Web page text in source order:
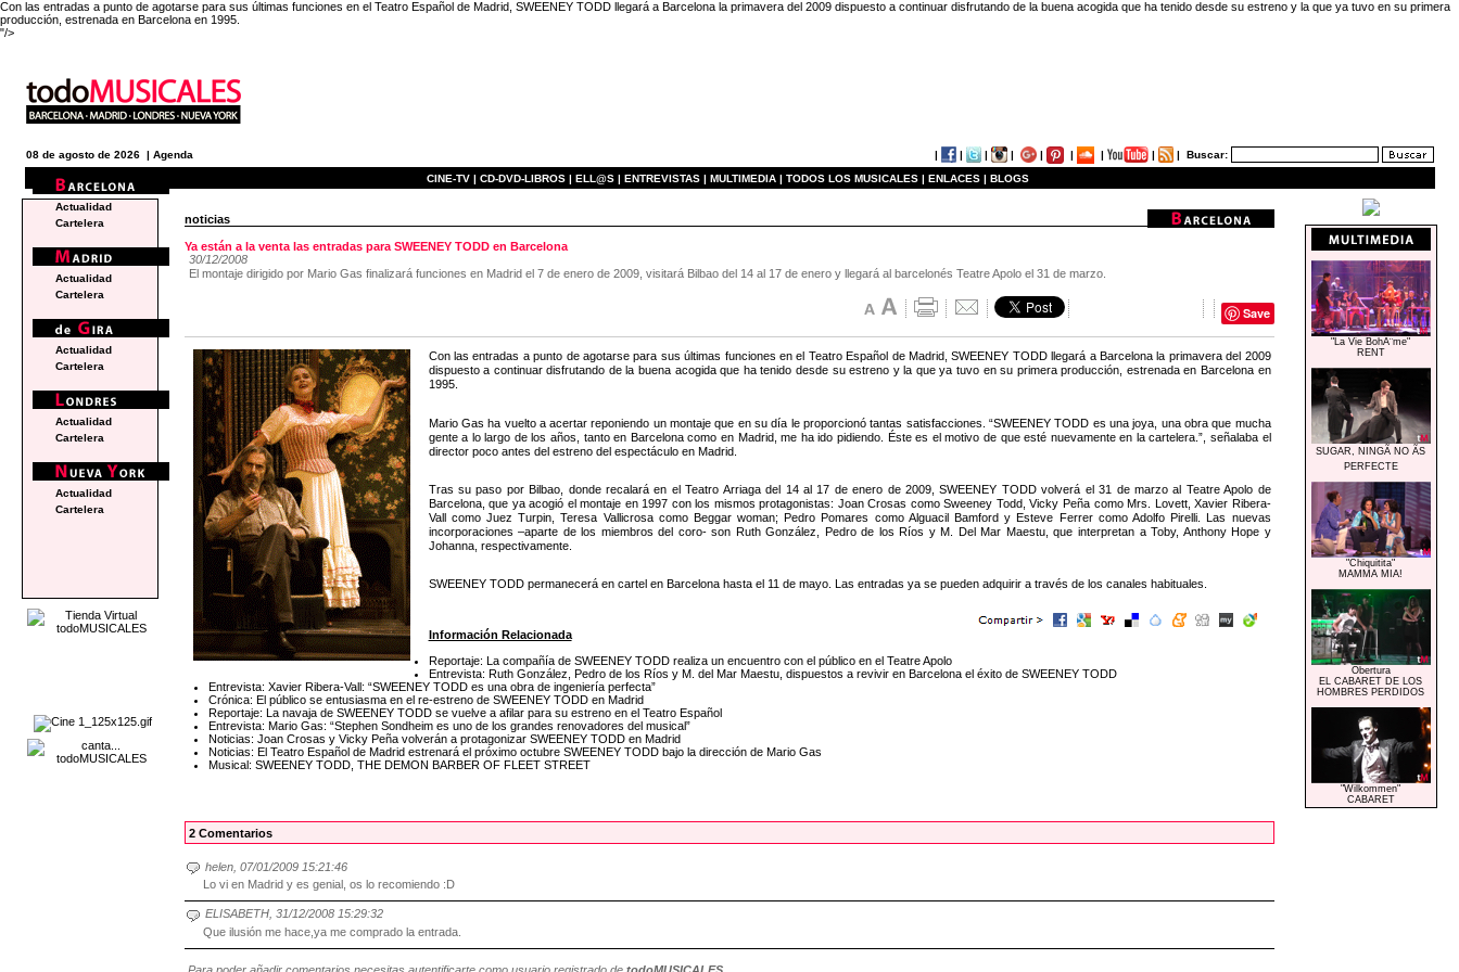
Con las entradas a punto de agotarse para sus últimas funciones en el Teatro Español de Madrid, SWEENEY TODD llegará a Barcelona la primavera del 2009 dispuesto a continuar disfrutando de la buena acogida que ha tenido desde su estreno y la que ya tuvo en su primera
producción, estrenada en Barcelona en 1995.
"/>
08 de agosto de 2026 | Agenda | | | | | | | | | Buscar:
CINE-TV | CD-DVD-LIBROS | ELL@S | ENTREVISTAS | MULTIMEDIA | TODOS LOS MUSICALES | ENLACES | BLOGS
noticias
Ya están a la venta las entradas para SWEENEY TODD en Barcelona
30/12/2008
El montaje dirigido por Mario Gas finalizará funciones en Madrid el 7 de enero de 2009, visitará Bilbao del 14 al 17 de enero y llegará al barcelonés Teatre Apolo el 31 de marzo.
Save
Con las entradas a punto de agotarse para sus últimas funciones en el Teatro Español de Madrid, SWEENEY TODD llegará a Barcelona la primavera del 2009
dispuesto a continuar disfrutando de la buena acogida que ha tenido desde su estreno y la que ya tuvo en su primera producción, estrenada en Barcelona en
1995.
Mario Gas ha vuelto a acertar reponiendo un montaje que en su día le proporcionó tantas satisfacciones. “SWEENEY TODD es una joya, una obra que mucha
gente a lo largo de los años, tanto en Barcelona como en Madrid, me ha ido pidiendo. Éste es el motivo de que esté nuevamente en la cartelera.”, señalaba el
director poco antes del estreno del espectáculo en Madrid.
Tras su paso por Bilbao, donde recalará en el Teatro Arriaga del 14 al 17 de enero de 2009, SWEENEY TODD volverá el 31 de marzo al Teatre Apolo de
Barcelona, que ya acogió el montaje en 1997 con los mismos protagonistas: Joan Crosas como Sweeney Todd, Vicky Peña como Mrs. Lovett, Xavier Ribera-
Vall como Juez Turpin, Teresa Vallicrosa como Beggar woman; Pedro Pomares como Alguacil Bamford y Esteve Ferrer como Adolfo Pirelli. Las nuevas
incorporaciones –aparte de los miembros del coro- son Ruth González, Pedro de los Ríos y M. Del Mar Maestu, que interpretan a Toby, Anthony Hope y
Johanna, respectivamente.
SWEENEY TODD permanecerá en cartel en Barcelona hasta el 11 de mayo. Las entradas ya se pueden adquirir a través de los canales habituales.
Información Relacionada
Reportaje: La compañía de SWEENEY TODD realiza un encuentro con el público en el Teatre Apolo
Entrevista: Ruth González, Pedro de los Ríos y M. del Mar Maestu, dispuestos a revivir en Barcelona el éxito de SWEENEY TODD
Entrevista: Xavier Ribera-Vall: “SWEENEY TODD es una obra de ingeniería perfecta”
Crónica: El público se entusiasma en el re-estreno de SWEENEY TODD en Madrid
Reportaje: La navaja de SWEENEY TODD se vuelve a afilar para su estreno en el Teatro Español
Entrevista: Mario Gas: “Stephen Sondheim es uno de los grandes renovadores del musical”
Noticias: Joan Crosas y Vicky Peña volverán a protagonizar SWEENEY TODD en Madrid
Noticias: El Teatro Español de Madrid estrenará el próximo octubre SWEENEY TODD bajo la dirección de Mario Gas
Musical: SWEENEY TODD, THE DEMON BARBER OF FLEET STREET
2 Comentarios
helen, 07/01/2009 15:21:46
Lo vi en Madrid y es genial, os lo recomiendo :D
ELISABETH, 31/12/2008 15:29:32
Que ilusión me hace,ya me comprado la entrada.
Actualidad
Cartelera
Actualidad
Cartelera
Actualidad
Cartelera
Actualidad
Cartelera
Actualidad
Cartelera
"La Vie BohÃ¨me"
RENT
SUGAR, NINGÃ NO ÃS
PERFECTE
"Chiquitita"
MAMMA MIA!
Obertura
EL CABARET DE LOS
HOMBRES PERDIDOS
"Wilkommen"
CABARET